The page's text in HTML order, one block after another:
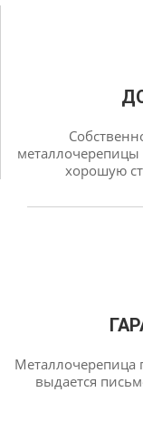
металлочерепицы
хорошую
Металлочерепица
выдается